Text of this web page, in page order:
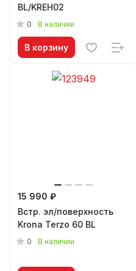
BL/KREH02
0 В наличии
В корзину
15 990 ₽
Встр. эл/поверхность
Krona Terzo 60 BL
0 В наличии